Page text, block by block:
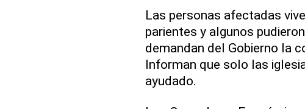
Las personas afectadas
parientes y algunos
demandan del Gobierno la
Informan que solo las
ayudado.